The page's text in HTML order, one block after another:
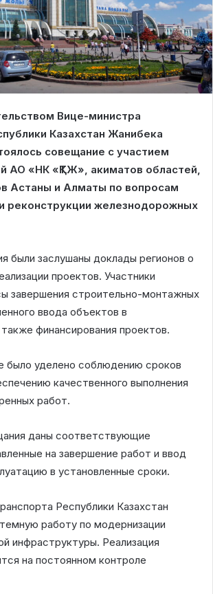
Вице-министра
Казахстан Жанибека
совещание с участием
АО «НК «ҚТЖ», акиматов областей,
Астаны и Алматы по вопросам
реконструкции железнодорожных
были заслушаны доклады регионов о
проектов. Участники
завершения строительно-монтажных
ввода объектов в
финансирования проектов.
было уделено соблюдению сроков
качественного выполнения
работ.
даны соответствующие
на завершение работ и ввод
в установленные сроки.
Республики Казахстан
работу по модернизации
инфраструктуры. Реализация
на постоянном контроле